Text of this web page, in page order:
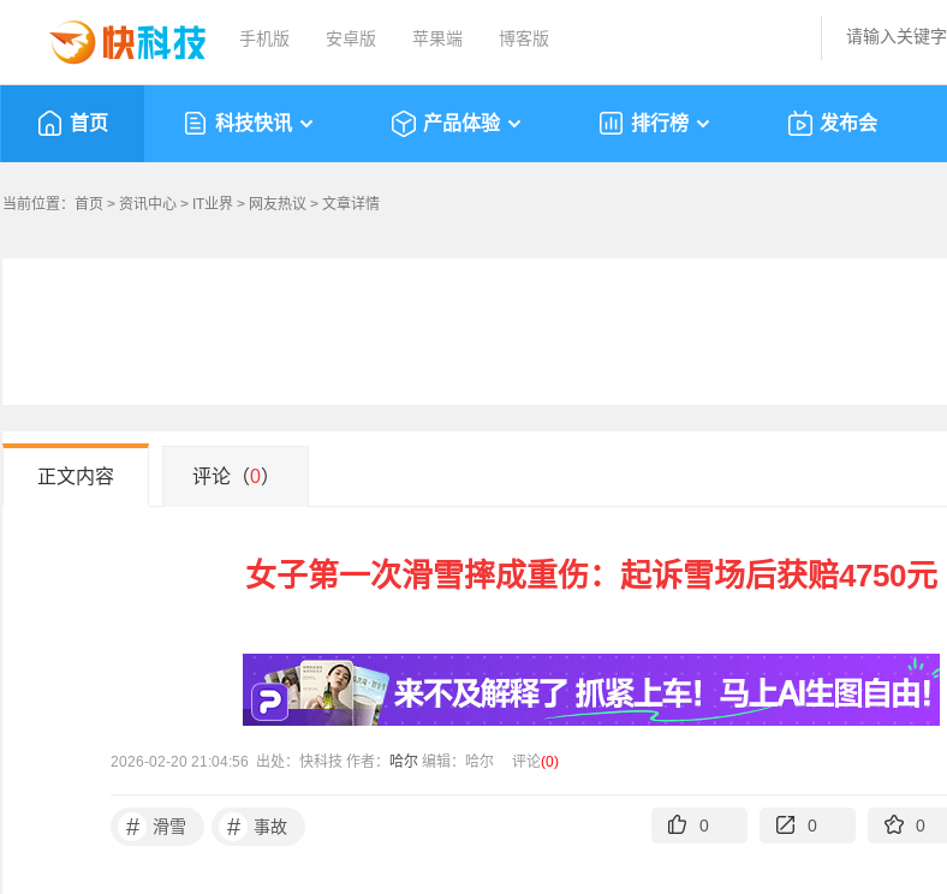
手机版 安卓版 苹果端 博客版
首页 科技快讯 产品体验 排行榜 发布会
当前位置： 首页 > 资讯中心 > IT业界 > 网友热议 > 文章详情
正文内容 评论（0）
女子第一次滑雪摔成重伤：起诉雪场后获赔4750元
2026-02-20 21:04:56 出处：快科技 作者： 哈尔 编辑：哈尔 评论(0)
# 滑雪 # 事故 0 0 0